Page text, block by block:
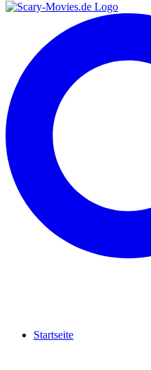
Startseite